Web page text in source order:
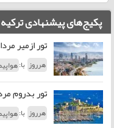
پکیج‌های پیشنهادی ترکیه
تور ازمیر مرداد
هرروز با:
تور بدروم
هرروز با: